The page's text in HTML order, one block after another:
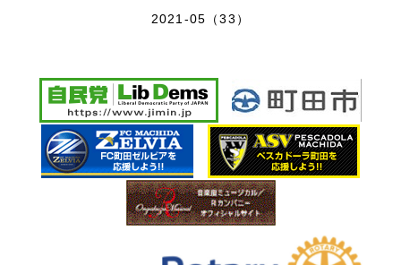
2021-05（33）